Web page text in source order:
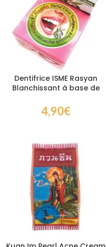
Dentifrice ISME Rasyan
Blanchissant à base de
4,90€